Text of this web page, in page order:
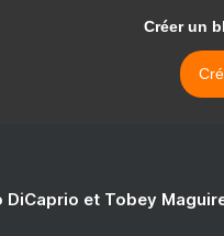
Créer un
DiCaprio et Tobey